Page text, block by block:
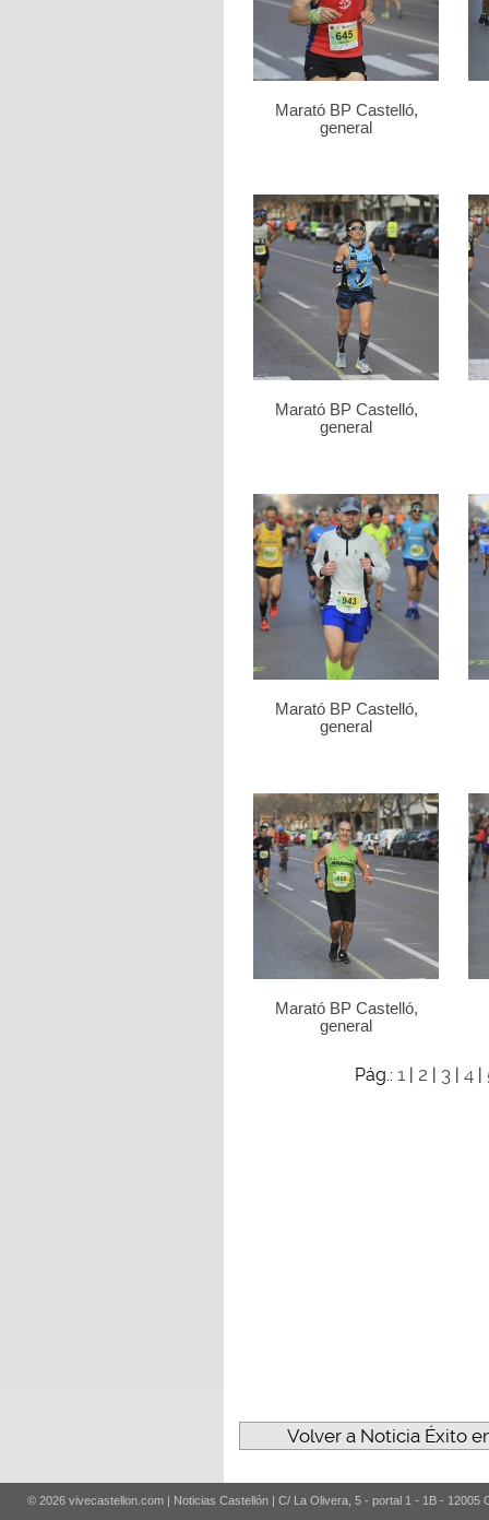
Marató BP Castelló,
general
Marató BP Castelló,
general
Marató BP Castelló,
general
Marató BP Castelló,
general
Pág.: 1 | 2 | 3 | 4 |
Volver a Noticia Éxito
© 2026 vivecastellon.com | Noticias Castellón | C/ La Olivera, 5 - portal 1 - 1B - 12005